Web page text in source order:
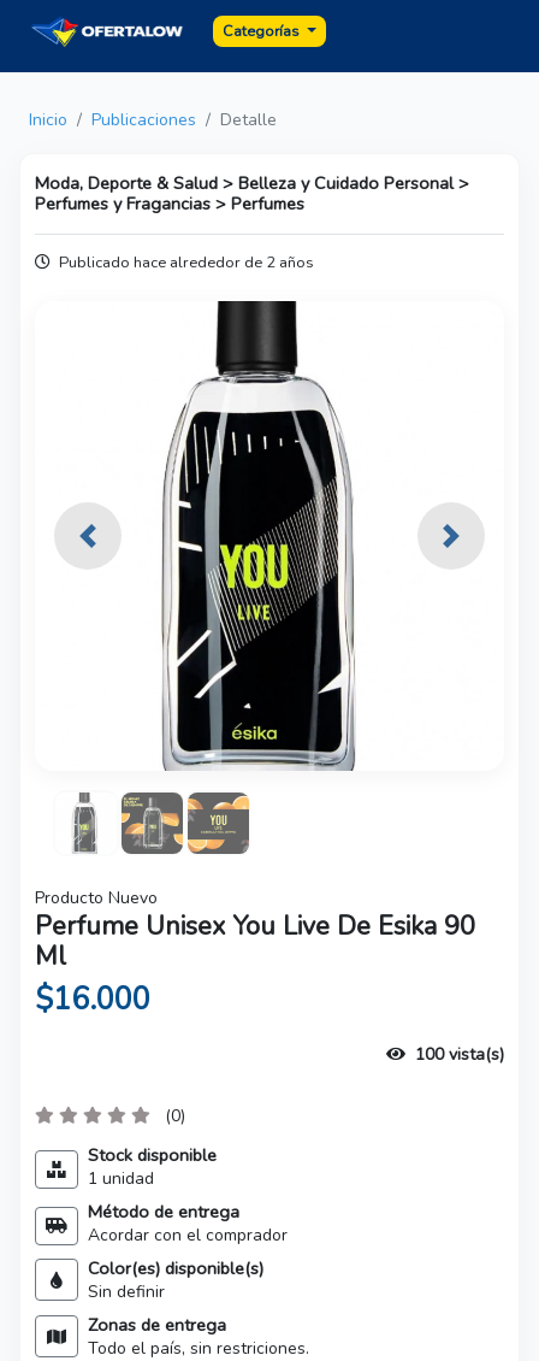
Categorías
Inicio Publicaciones Detalle
Moda, Deporte & Salud > Belleza y Cuidado Personal >
Perfumes y Fragancias > Perfumes
Publicado hace alrededor de 2 años
Previous Next
Producto Nuevo
Perfume Unisex You Live De Esika 90
Ml
$16.000
100 vista(s)
(0)
Stock disponible
1 unidad
Método de entrega
Acordar con el comprador
Color(es) disponible(s)
Sin definir
Zonas de entrega
Todo el país, sin restriciones.